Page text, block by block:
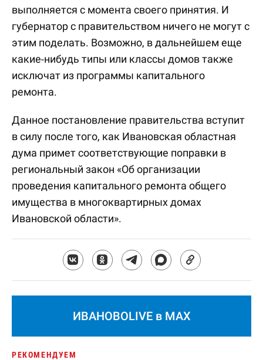
выполняется с момента своего принятия. И
губернатор с правительством ничего не могут с
этим поделать. Возможно, в дальнейшем еще
какие-нибудь типы или классы домов также
исключат из программы капитального
ремонта.
Данное постановление правительства вступит
в силу после того, как Ивановская областная
дума примет соответствующие поправки в
региональный закон «Об организации
проведения капитального ремонта общего
имущества в многоквартирных домах
Ивановской области».
ИВАНОВОLIVE в MAX
РЕКОМЕНДУЕМ